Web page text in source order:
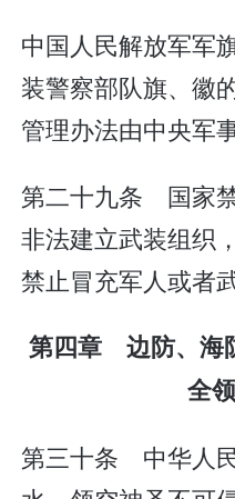
中国人民解放军军
装警察部队旗、徽
管理办法由中央军
第二十九条 国家
非法建立武装组织
禁止冒充军人或者
第四章 边防、海
全
第三十条 中华人